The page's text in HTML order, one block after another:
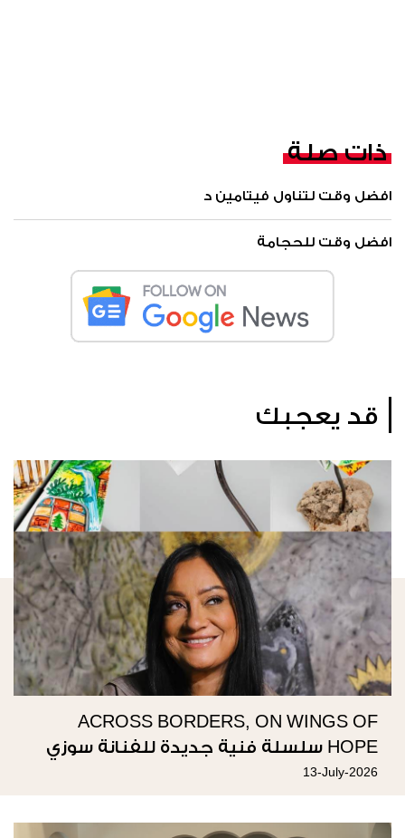
ذات صلة
افضل وقت لتناول فيتامين د
افضل وقت للحجامة
قد يعجبك
ACROSS BORDERS, ON WINGS OF
HOPE سلسلة فنية جديدة للفنانة سوزي
ناصيف
13-July-2026